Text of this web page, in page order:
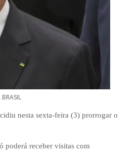
nesta sexta-feira (3) prorrogar o
poderá receber visitas com